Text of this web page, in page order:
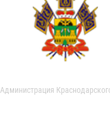
Администрация